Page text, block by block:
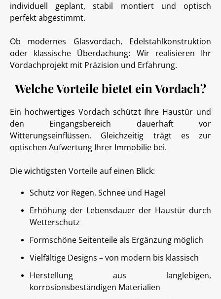
individuell geplant, stabil montiert und optisch
perfekt abgestimmt.
Ob modernes Glasvordach, Edelstahlkonstruktion
oder klassische Überdachung: Wir realisieren Ihr
Vordachprojekt mit Präzision und Erfahrung.
Welche Vorteile bietet ein Vordach?
Ein hochwertiges Vordach schützt Ihre Haustür und
den Eingangsbereich dauerhaft vor
Witterungseinflüssen. Gleichzeitig trägt es zur
optischen Aufwertung Ihrer Immobilie bei.
Die wichtigsten Vorteile auf einen Blick:
Schutz vor Regen, Schnee und Hagel
Erhöhung der Lebensdauer der Haustür durch
Wetterschutz
Formschöne Seitenteile als Ergänzung möglich
Vielfältige Designs – von modern bis klassisch
Herstellung aus langlebigen,
korrosionsbeständigen Materialien